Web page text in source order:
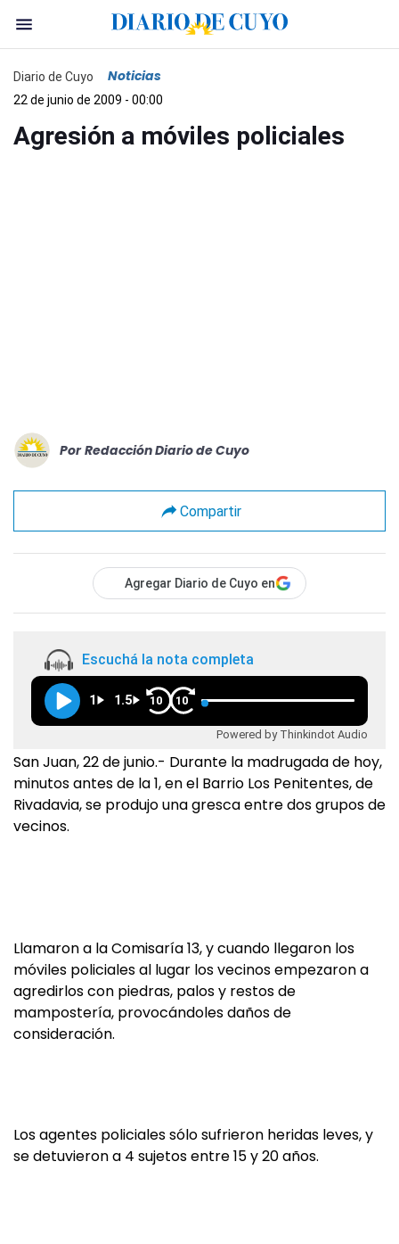
Diario de Cuyo Noticias
22 de junio de 2009 - 00:00
Agresión a móviles policiales
Por Redacción Diario de Cuyo
Compartir
Agregar Diario de Cuyo en
Escuchá la nota completa
1 1.5 10 10
Powered by Thinkindot Audio
San Juan, 22 de junio.- Durante la madrugada de hoy,
minutos antes de la 1, en el Barrio Los Penitentes, de
Rivadavia, se produjo una gresca entre dos grupos de
vecinos.
Llamaron a la Comisaría 13, y cuando llegaron los
móviles policiales al lugar los vecinos empezaron a
agredirlos con piedras, palos y restos de
mampostería, provocándoles daños de
consideración.
Los agentes policiales sólo sufrieron heridas leves, y
se detuvieron a 4 sujetos entre 15 y 20 años.